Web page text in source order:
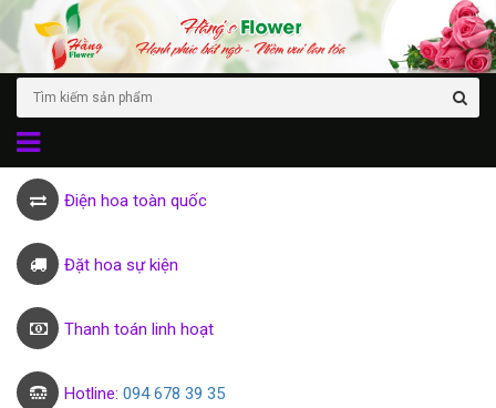
Điện hoa toàn quốc
Đặt hoa sự kiện
Thanh toán linh hoạt
Hotline: 094 678 39 35